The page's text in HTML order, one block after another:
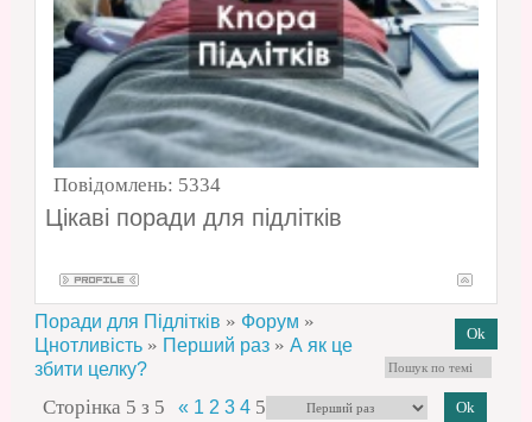
Повідомлень: 5334
Цікаві поради для підлітків
Поради для Підлітків » Форум »
Цнотливість » Перший раз » А як це
збити целку?
Сторінка 5 з 5 « 1 2 3 4 5